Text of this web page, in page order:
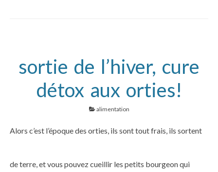
sortie de l’hiver, cure
détox aux orties!
alimentation
Alors c’est l’époque des orties, ils sont tout frais, ils sortent
de terre, et vous pouvez cueillir les petits bourgeon qui